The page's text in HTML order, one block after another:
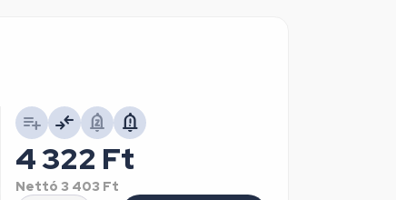
4 322 Ft
Nettó 3 403 Ft